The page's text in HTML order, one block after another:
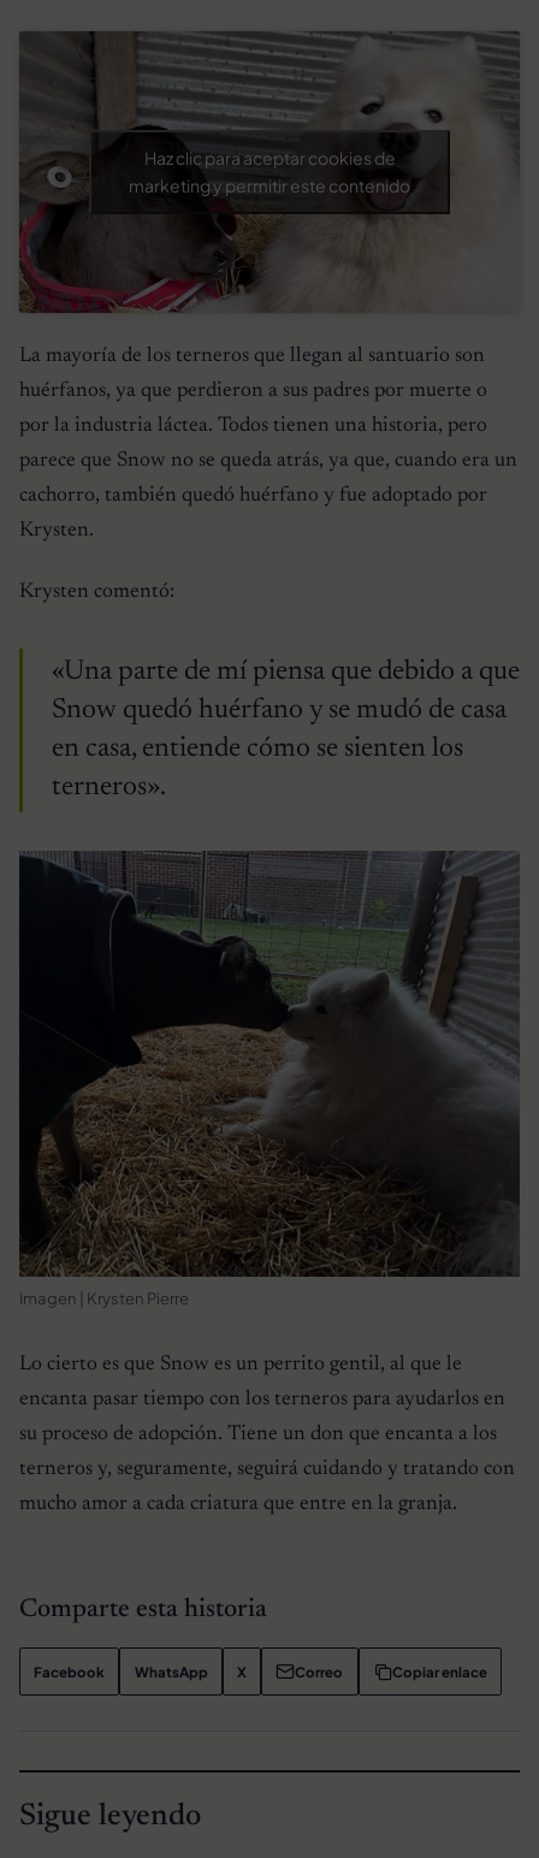
Haz clic para aceptar cookies de
marketing y permitir este contenido
La mayoría de los terneros que llegan al santuario son
huérfanos, ya que perdieron a sus padres por muerte o
por la industria láctea. Todos tienen una historia, pero
parece que Snow no se queda atrás, ya que, cuando era un
cachorro, también quedó huérfano y fue adoptado por
Krysten.
Krysten comentó:
«Una parte de mí piensa que debido a que
Snow quedó huérfano y se mudó de casa
en casa, entiende cómo se sienten los
terneros».
Imagen | Krysten Pierre
Lo cierto es que Snow es un perrito gentil, al que le
encanta pasar tiempo con los terneros para ayudarlos en
su proceso de adopción. Tiene un don que encanta a los
terneros y, seguramente, seguirá cuidando y tratando con
mucho amor a cada criatura que entre en la granja.
Comparte esta historia
Facebook WhatsApp X Correo Copiar enlace
Sigue leyendo